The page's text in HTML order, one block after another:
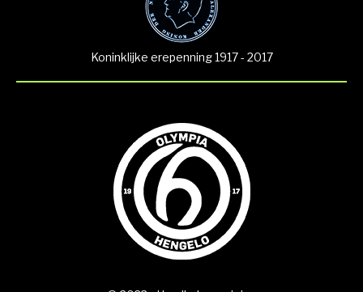
Koninklijke erepenning 1917 - 2017